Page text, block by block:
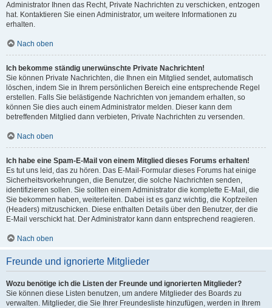
Administrator Ihnen das Recht, Private Nachrichten zu verschicken, entzogen
hat. Kontaktieren Sie einen Administrator, um weitere Informationen zu
erhalten.
Nach oben
Ich bekomme ständig unerwünschte Private Nachrichten!
Sie können Private Nachrichten, die Ihnen ein Mitglied sendet, automatisch
löschen, indem Sie in Ihrem persönlichen Bereich eine entsprechende Regel
erstellen. Falls Sie belästigende Nachrichten von jemandem erhalten, so
können Sie dies auch einem Administrator melden. Dieser kann dem
betreffenden Mitglied dann verbieten, Private Nachrichten zu versenden.
Nach oben
Ich habe eine Spam-E-Mail von einem Mitglied dieses Forums erhalten!
Es tut uns leid, das zu hören. Das E-Mail-Formular dieses Forums hat einige
Sicherheitsvorkehrungen, die Benutzer, die solche Nachrichten senden,
identifizieren sollen. Sie sollten einem Administrator die komplette E-Mail, die
Sie bekommen haben, weiterleiten. Dabei ist es ganz wichtig, die Kopfzeilen
(Headers) mitzuschicken. Diese enthalten Details über den Benutzer, der die
E-Mail verschickt hat. Der Administrator kann dann entsprechend reagieren.
Nach oben
Freunde und ignorierte Mitglieder
Wozu benötige ich die Listen der Freunde und ignorierten Mitglieder?
Sie können diese Listen benutzen, um andere Mitglieder des Boards zu
verwalten. Mitglieder, die Sie Ihrer Freundesliste hinzufügen, werden in Ihrem